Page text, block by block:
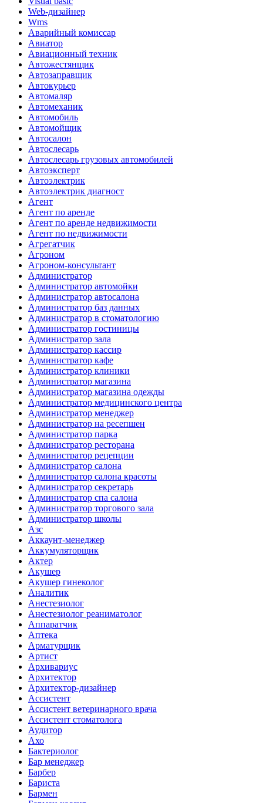
Web-дизайнер
Wms
Аварийный комиссар
Авиатор
Авиационный техник
Автожестянщик
Автозаправщик
Автокурьер
Автомаляр
Автомеханик
Автомобиль
Автомойщик
Автосалон
Автослесарь
Автослесарь грузовых автомобилей
Автоэксперт
Автоэлектрик
Автоэлектрик диагност
Агент
Агент по аренде
Агент по аренде недвижимости
Агент по недвижимости
Агрегатчик
Агроном
Агроном-консультант
Администратор
Администратор автомойки
Администратор автосалона
Администратор баз данных
Администратор в стоматологию
Администратор гостиницы
Администратор зала
Администратор кассир
Администратор кафе
Администратор клиники
Администратор магазина
Администратор магазина одежды
Администратор медицинского центра
Администратор менеджер
Администратор на ресепшен
Администратор парка
Администратор ресторана
Администратор рецепции
Администратор салона
Администратор салона красоты
Администратор секретарь
Администратор спа салона
Администратор торгового зала
Администратор школы
Азс
Аккаунт-менеджер
Аккумуляторщик
Актер
Акушер
Акушер гинеколог
Аналитик
Анестезиолог
Анестезиолог реаниматолог
Аппаратчик
Аптека
Арматурщик
Артист
Архивариус
Архитектор
Архитектор-дизайнер
Ассистент
Ассистент ветеринарного врача
Ассистент стоматолога
Аудитор
Ахо
Бактериолог
Бар менеджер
Барбер
Бариста
Бармен